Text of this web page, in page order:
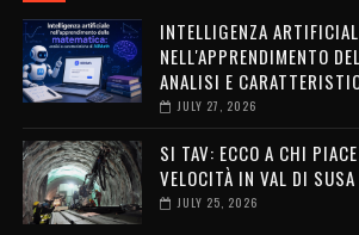
INTELLIGENZA
NELL'APPRENDIMENTO
ANALISI E
JULY 27, 2026
SI TAV: ECCO A CHI
VELOCITÀ IN VAL DI SUSA
JULY 25, 2026